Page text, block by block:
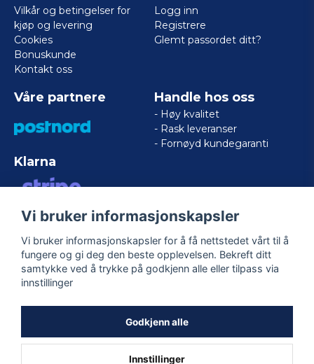
Vilkår og betingelser for
kjøp og levering
Cookies
Bonuskunde
Kontakt oss
Logg inn
Registrere
Glemt passordet ditt?
Våre partnere
Klarna
VISA/MASTERCARD/AMERICAN
Handle hos oss
- Høy kvalitet
- Rask leveranser
- Fornøyd kundegaranti
Følg oss
Vi bruker informasjonskapsler
Vi bruker informasjonskapsler for å få nettstedet vårt til å
fungere og gi deg den beste opplevelsen. Bekreft ditt
samtykke ved å trykke på godkjenn alle eller tilpass via
innstillinger
Godkjenn alle
Innstillinger